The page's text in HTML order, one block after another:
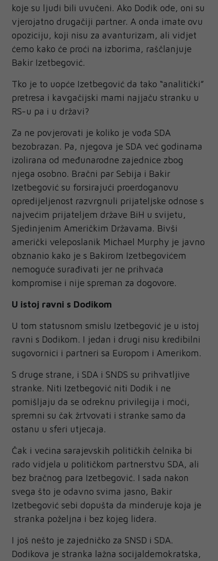
koje su ljudi bili uvučeni. Ako Dodik ode, oni su
vjerojatno drugačiji partner. A onda imate ovu
opoziciju, koji nisu za avanturizam, ali vidjet
ćemo kako će proći na izborima, raščlanjuje
Bakir Izetbegović.
Tko je to uopće Izetbegović da tako “analitički”
pretresa i kavgačijski mami najjaču stranku u
RS-u pa i u državi?
Za ne povjerovati je koliko je vođa SDA
bezobrazan. Pa, njegova je SDA već godinama
izolirana od međunarodne zajednice zbog
njega osobno. Bračni par Sebija i Bakir
Izetbegović su forsirajući proerdoganovu
opredijeljenost razvrgnuli prijateljske odnose s
najvećim prijateljem države BiH u svijetu,
Sjedinjenim Američkim Državama. Bivši
američki veleposlanik Michael Murphy je javno
obznanio kako je s Bakirom Izetbegovićem
nemoguće surađivati jer ne prihvaća
kompromise i nije spreman za dogovore.
U istoj ravni s Dodikom
U tom statusnom smislu Izetbegović je u istoj
ravni s Dodikom. I jedan i drugi nisu kredibilni
sugovornici i partneri sa Europom i Amerikom.
S druge strane, i SDA i SNDS su prihvatljive
stranke. Niti Izetbegović niti Dodik i ne
pomišljaju da se odreknu privilegija i moći,
spremni su čak žrtvovati i stranke samo da
ostanu u sferi utjecaja.
Čak i većina sarajevskih političkih čelnika bi
rado vidjela u političkom partnerstvu SDA, ali
bez bračnog para Izetbegović. I sada nakon
svega što je odavno svima jasno, Bakir
Izetbegović sebi dopušta da minderuje koja je
stranka poželjna i bez kojeg lidera.
I još nešto je zajedničko za SNSD i SDA.
Dodikova je stranka lažna socijaldemokratska,